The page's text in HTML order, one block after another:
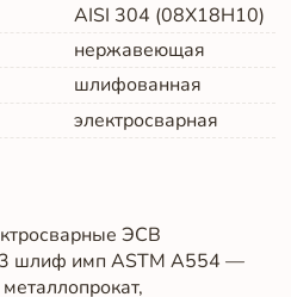
AISI 304 (08Х18Н10)
нержавеющая
шлифованная
электросварная
ЭСВ
шлиф имп ASTM A554 —